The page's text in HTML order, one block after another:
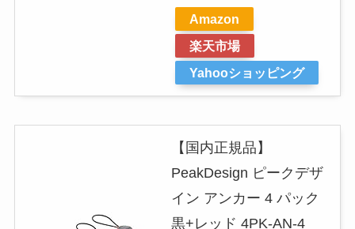
Amazon
楽天市場
Yahooショッピング
【国内正規品】
PeakDesign ピークデザ
イン アンカー 4 パック
黒+レッド 4PK-AN-4